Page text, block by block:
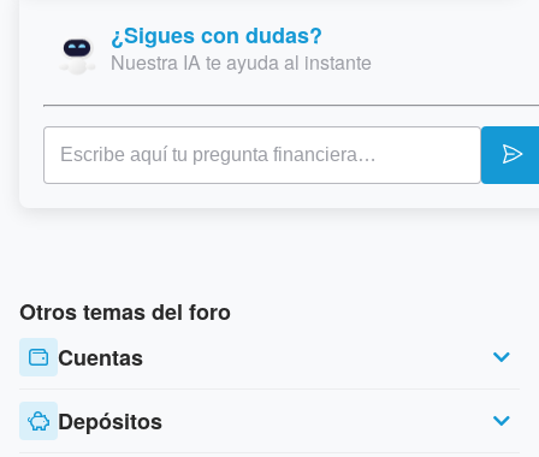
¿Sigues con dudas?
Nuestra IA te ayuda al instante
Otros temas del foro
Cuentas
Depósitos